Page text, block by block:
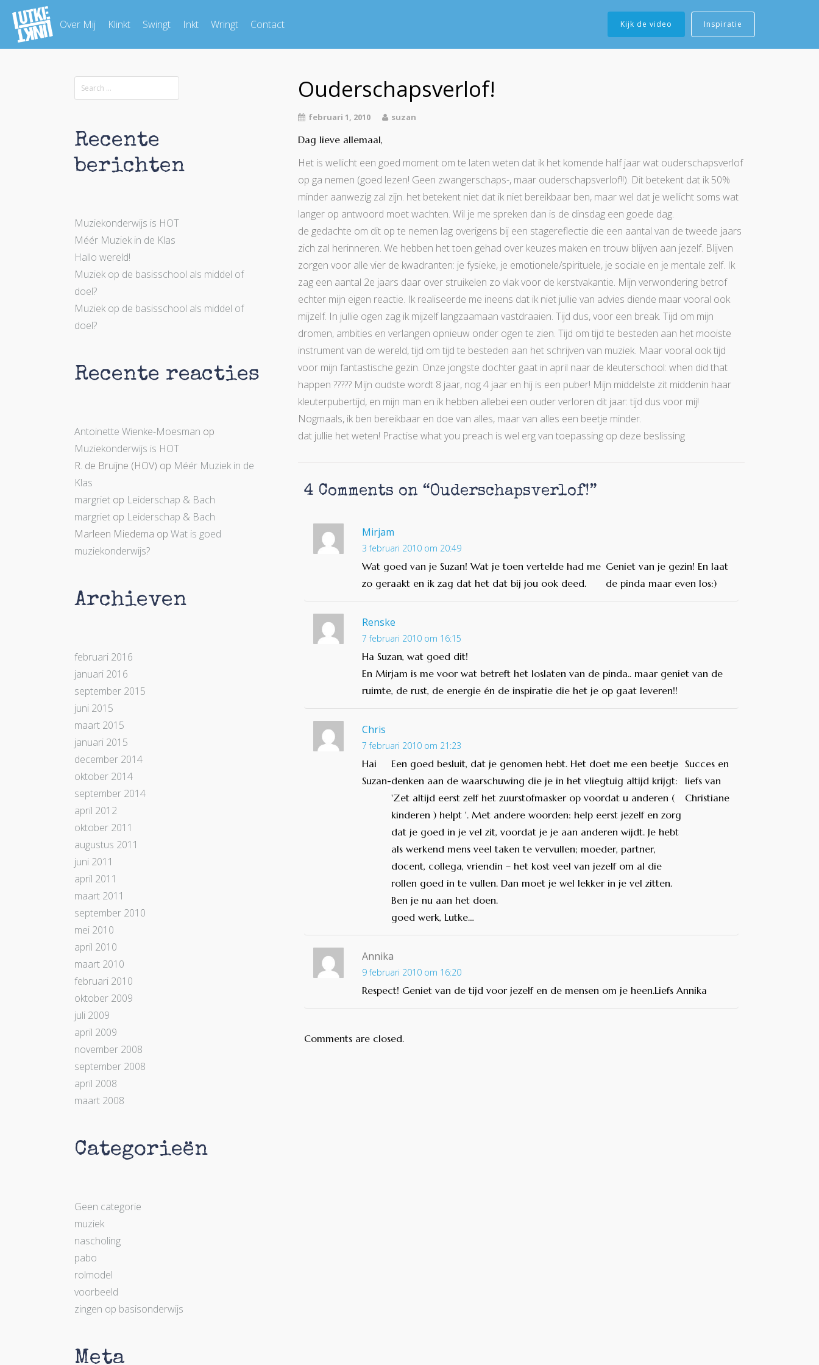
Over Mij Klinkt Swingt Inkt Wringt Contact Kijk de video Inspiratie
Ouderschapsverlof!
februari 1, 2010 suzan
Dag lieve allemaal,
Het is wellicht een goed moment om te laten weten dat ik het komende half jaar wat ouderschapsverlof
op ga nemen (goed lezen! Geen zwangerschaps-, maar ouderschapsverlof!!). Dit betekent dat ik 50%
minder aanwezig zal zijn. het betekent niet dat ik niet bereikbaar ben, maar wel dat je wellicht soms wat
langer op antwoord moet wachten. Wil je me spreken dan is de dinsdag een goede dag.
de gedachte om dit op te nemen lag overigens bij een stagereflectie die een aantal van de tweede jaars
zich zal herinneren. We hebben het toen gehad over keuzes maken en trouw blijven aan jezelf. Blijven
zorgen voor alle vier de kwadranten: je fysieke, je emotionele/spirituele, je sociale en je mentale zelf. Ik
zag een aantal 2e jaars daar over struikelen zo vlak voor de kerstvakantie. Mijn verwondering betrof
echter mijn eigen reactie. Ik realiseerde me ineens dat ik niet jullie van advies diende maar vooral ook
mijzelf. In jullie ogen zag ik mijzelf langzaamaan vastdraaien. Tijd dus, voor een break. Tijd om mijn
dromen, ambities en verlangen opnieuw onder ogen te zien. Tijd om tijd te besteden aan het mooiste
instrument van de wereld, tijd om tijd te besteden aan het schrijven van muziek. Maar vooral ook tijd
voor mijn fantastische gezin. Onze jongste dochter gaat in april naar de kleuterschool: when did that
happen ????? Mijn oudste wordt 8 jaar, nog 4 jaar en hij is een puber! Mijn middelste zit middenin haar
kleuterpubertijd, en mijn man en ik hebben allebei een ouder verloren dit jaar: tijd dus voor mij!
Nogmaals, ik ben bereikbaar en doe van alles, maar van alles een beetje minder.
dat jullie het weten! Practise what you preach is wel erg van toepassing op deze beslissing
4 Comments on “Ouderschapsverlof!”
Mirjam
3 februari 2010 om 20:49
Wat goed van je Suzan! Wat je toen vertelde had me
zo geraakt en ik zag dat het dat bij jou ook deed.
Geniet van je gezin! En laat
de pinda maar even los:)
Renske
7 februari 2010 om 16:15
Ha Suzan, wat goed dit!
En Mirjam is me voor wat betreft het loslaten van de pinda.. maar geniet van de
ruimte, de rust, de energie én de inspiratie die het je op gaat leveren!!
Chris
7 februari 2010 om 21:23
Hai
Suzan-
Een goed besluit, dat je genomen hebt. Het doet me een beetje
denken aan de waarschuwing die je in het vliegtuig altijd krijgt:
'Zet altijd eerst zelf het zuurstofmasker op voordat u anderen (
kinderen ) helpt '. Met andere woorden: help eerst jezelf en zorg
dat je goed in je vel zit, voordat je je aan anderen wijdt. Je hebt
als werkend mens veel taken te vervullen; moeder, partner,
docent, collega, vriendin – het kost veel van jezelf om al die
rollen goed in te vullen. Dan moet je wel lekker in je vel zitten.
Ben je nu aan het doen.
goed werk, Lutke…
Succes en
liefs van
Christiane
Annika
9 februari 2010 om 16:20
Respect! Geniet van de tijd voor jezelf en de mensen om je heen.Liefs Annika
Comments are closed.
Recente
berichten
Muziekonderwijs is HOT
Méér Muziek in de Klas
Hallo wereld!
Muziek op de basisschool als middel of
doel?
Muziek op de basisschool als middel of
doel?
Recente reacties
Antoinette Wienke-Moesman op
Muziekonderwijs is HOT
R. de Bruijne (HOV) op Méér Muziek in de
Klas
margriet op Leiderschap & Bach
margriet op Leiderschap & Bach
Marleen Miedema op Wat is goed
muziekonderwijs?
Archieven
februari 2016
januari 2016
september 2015
juni 2015
maart 2015
januari 2015
december 2014
oktober 2014
september 2014
april 2012
oktober 2011
augustus 2011
juni 2011
april 2011
maart 2011
september 2010
mei 2010
april 2010
maart 2010
februari 2010
oktober 2009
juli 2009
april 2009
november 2008
september 2008
april 2008
maart 2008
Categorieën
Geen categorie
muziek
nascholing
pabo
rolmodel
voorbeeld
zingen op basisonderwijs
Meta